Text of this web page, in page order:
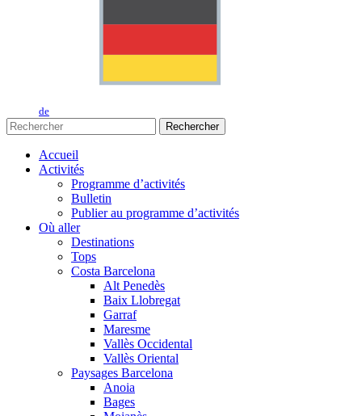
de
Rechercher
Accueil
Activités
Programme d’activités
Bulletin
Publier au programme d’activités
Où aller
Destinations
Tops
Costa Barcelona
Alt Penedès
Baix Llobregat
Garraf
Maresme
Vallès Occidental
Vallès Oriental
Paysages Barcelona
Anoia
Bages